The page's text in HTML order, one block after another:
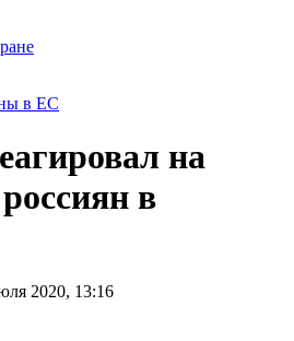
в ЕС
на
в
2020, 13:16